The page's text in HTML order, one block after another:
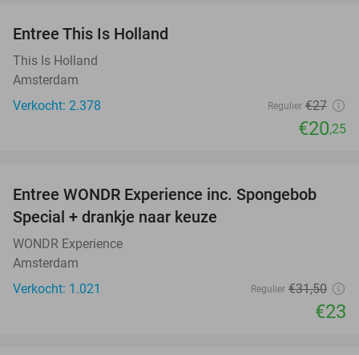
Entree This Is Holland
This Is Holland
Amsterdam
Verkocht: 2.378
Regulier €27
€20,25
27%
Entree WONDR Experience inc. Spongebob
Special + drankje naar keuze
WONDR Experience
Amsterdam
Verkocht: 1.021
Regulier €31,50
€23